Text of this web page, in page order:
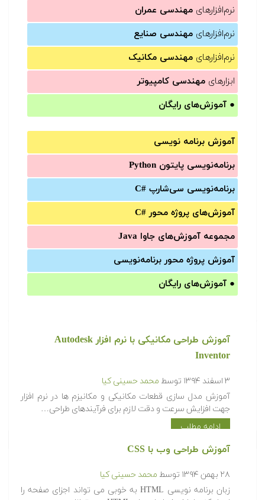
نرم‌افزارهای مهندسی عمران
نرم‌افزارهای مهندسی صنایع
نرم‌افزارهای مهندسی مکانیک
ابزارهای مهندسی کامپیوتر
● آموزش‌های رایگان
آموزش برنامه نویسی
برنامه‌نویسی پایتون Python
برنامه‌‌نویسی سی‌شارپ C#‎
آموزش‌های پروژه محور #C
مجموعه آموزش‌های جاوا Java
آموزش‌ پروژه محور برنامه‌نویسی
● آموزش‌های رایگان
آموزش طراحی مکانیکی با نرم افزار Autodesk
Inventor
۳ اسفند ۱۳۹۴ توسط محمد حسینی کیا
آموزش مدل سازی قطعات مکانیکی و مکانیزم ها در نرم افزار
جهت افزایش سرعت و دقت لازم برای فرآیندهای طراحی…
ادامه مطلب
آموزش طراحی وب با CSS
۲۸ بهمن ۱۳۹۴ توسط محمد حسینی کیا
زبان برنامه نویسی HTML به خوبی می تواند اجزای صفحه را